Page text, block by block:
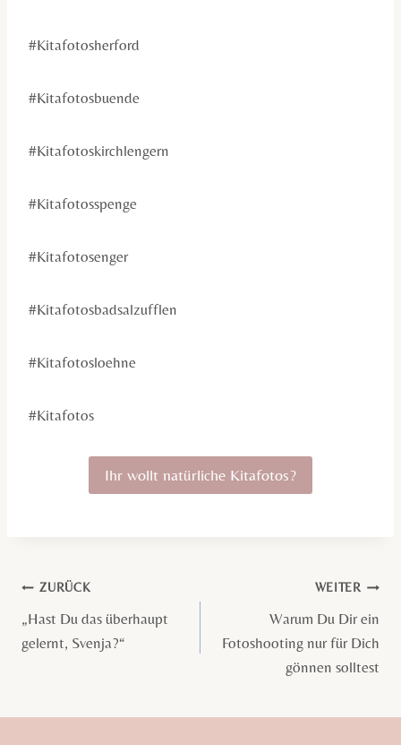
#Kitafotosherford
#Kitafotosbuende
#Kitafotoskirchlengern
#Kitafotosspenge
#Kitafotosenger
#Kitafotosbadsalzufflen
#Kitafotosloehne
#Kitafotos
Ihr wollt natürliche Kitafotos?
Beitragsnavigation
ZURÜCK
„Hast Du das überhaupt
gelernt, Svenja?“
WEITER
Warum Du Dir ein
Fotoshooting nur für Dich
gönnen solltest